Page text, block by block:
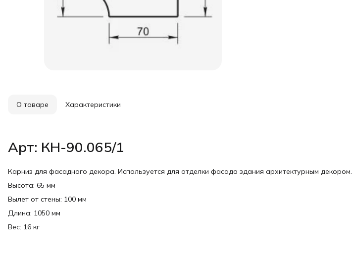
О товаре Характеристики
Арт: КН-90.065/1
Карниз для фасадного декора. Используется для отделки фасада здания архитектурным декором.
Высота: 65 мм
Вылет от стены: 100 мм
Длина: 1050 мм
Вес: 16 кг